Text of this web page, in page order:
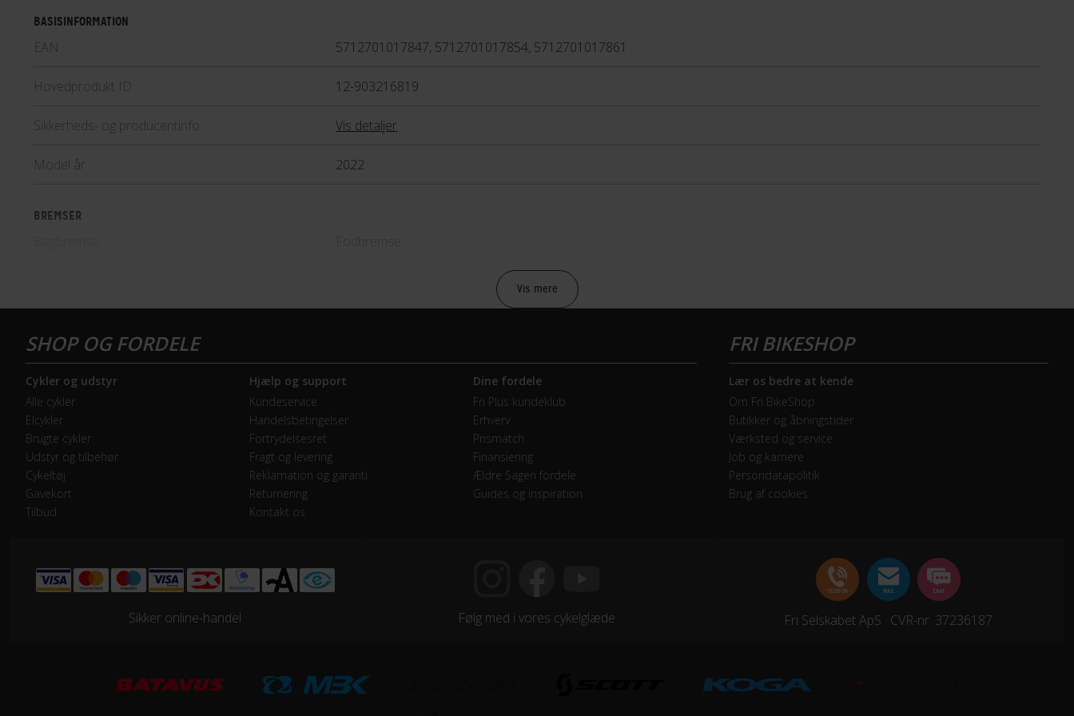
BASISINFORMATION
EAN 5712701017847, 5712701017854, 5712701017861
Hovedprodukt ID 12-903216819
Sikkerheds- og producentinfo Vis detaljer
Model år 2022
BREMSER
Frontklinger
Geargruppe
Geartype Indvendige gear
Kranksæt
Skiftegreb
Vis mere
Cykler og udstyr
Alle cykler
Elcykler
Brugte cykler
Udstyr og tilbehør
Cykeltøj
Gavekort
Tilbud
Hjælp og support
Kundeservice
Handelsbetingelser
Fortrydelsesret
Fragt og levering
Reklamation og garanti
Returnering
Kontakt os
Dine fordele
Fri Plus kundeklub
Erhverv
Prismatch
Finansiering
Ældre Sagen fordele
Guides og inspiration
Lær os bedre at kende
Om Fri BikeShop
Butikker og åbningstider
Værksted og service
Job og karriere
Persondatapolitik
Brug af cookies
Sikker online-handel Følg med i vores cykelglæde Fri Selskabet ApS · CVR-nr. 37236187